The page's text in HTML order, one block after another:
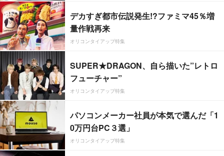
デカすぎ都市伝説発生!?ファミマ45％増
量作戦再来
オリコンタイアップ特集
SUPER★DRAGON、自ら描いた”レトロ
フューチャー”
オリコンタイアップ特集
パソコンメーカー社員が本気で選んだ「1
0万円台PC３選」
オリコンタイアップ特集